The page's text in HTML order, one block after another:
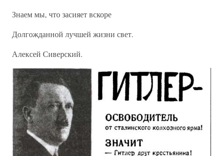
Знаем мы, что засияет вскоре
Долгожданной лучшей жизни свет.
Алексей Сиверский.